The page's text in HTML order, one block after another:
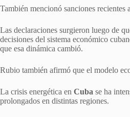
También mencionó sanciones recientes
Las declaraciones surgieron luego de
decisiones del sistema económico
que esa dinámica cambió.
Rubio también afirmó que el modelo
La crisis energética en Cuba se ha
prolongados en distintas regiones.